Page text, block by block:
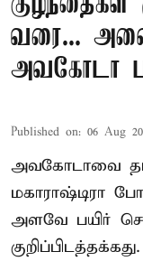
வரை...
அவகோடா
Published on: 06 Aug
அவகோடாவை
மகாராஷ்டிரா
அளவே பயிர்